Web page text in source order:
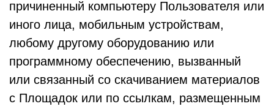
причиненный компьютеру Пользователя или
иного лица, мобильным устройствам,
любому другому оборудованию или
программному обеспечению, вызванный
или связанный со скачиванием материалов
с Площадок или по ссылкам, размещенным